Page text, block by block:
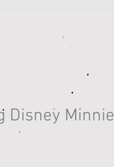
Disney Minnie